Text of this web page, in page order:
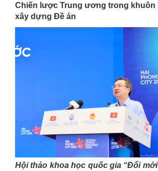
Chiến lược Trung ương trong khuôn
xây dựng Đề án
Hội thảo khoa học quốc gia “Đổi